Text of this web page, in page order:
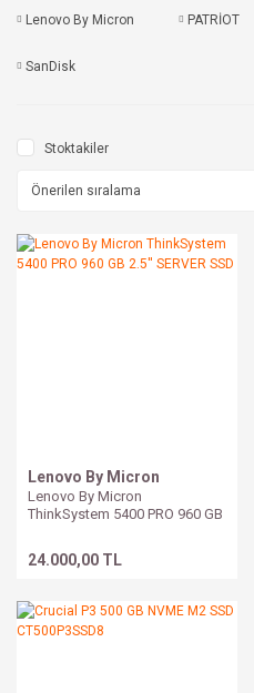
Lenovo By Micron PATRİOT
SanDisk
Stoktakiler
Lenovo By Micron
Lenovo By Micron
ThinkSystem 5400 PRO 960 GB
24.000,00 TL